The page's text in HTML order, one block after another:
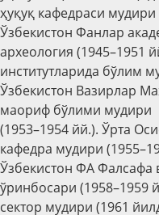
ҳуқуқ кафедраси
Ўзбекистон Фанлар
археология (1945–1951
институтларида бўлим
Ўзбекистон Вазирлар
маориф бўлими мудири
(1953–1954 йй.). Ўрта
кафедра мудири
Ўзбекистон ФА Фалсафа
ўринбосари (1958–1959
сектор мудири (1961